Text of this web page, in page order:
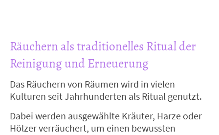
Räuchern als traditionelles Ritual der
Reinigung und Erneuerung
Das Räuchern von Räumen wird in vielen
Kulturen seit Jahrhunderten als Ritual genutzt.
Dabei werden ausgewählte Kräuter, Harze oder
Hölzer verräuchert, um einen bewussten